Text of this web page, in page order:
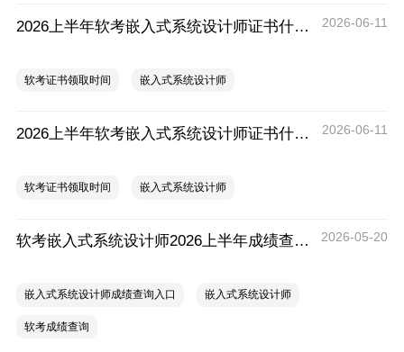
2026上半年软考嵌入式系统设计师证书什么时候能领取？ 2026-06-11
软考证书领取时间 嵌入式系统设计师
2026上半年软考嵌入式系统设计师证书什么时候发放？怎么发放？ 2026-06-11
软考证书领取时间 嵌入式系统设计师
软考嵌入式系统设计师2026上半年成绩查询时间及入口 2026-05-20
嵌入式系统设计师成绩查询入口 嵌入式系统设计师
软考成绩查询